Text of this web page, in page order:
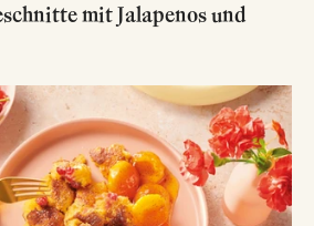
mit Jalapenos und